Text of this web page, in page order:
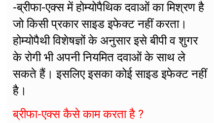
-ब्रीफा-एक्स में होम्योपैथिक दवाओं का मिश्रण है
जो किसी प्रकार साइड इफेक्ट नहीं करता।
होम्योपैथी विशेषज्ञों के अनुसार इसे बीपी व शुगर
के रोगी भी अपनी नियमित दवाओं के साथ ले
सकते हैं। इसलिए इसका कोई साइड इफेक्ट नहीं
है।
ब्रीफा-एक्स कैसे काम करता है ?